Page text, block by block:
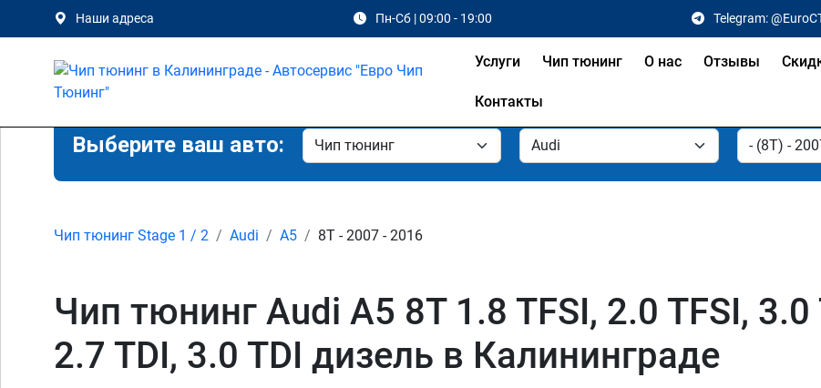
Наши адреса Пн-Сб | 09:00 - 19:00 Telegram:
Услуги Чип тюнинг О нас Отзывы
Контакты
Выберите ваш авто:
Чип тюнинг Stage 1 / 2 Audi A5 8T - 2007 - 2016
Чип тюнинг Audi A5 8T 1.8 TFSI, 2.0 TFSI, 3.0
2.7 TDI, 3.0 TDI дизель в Калининграде